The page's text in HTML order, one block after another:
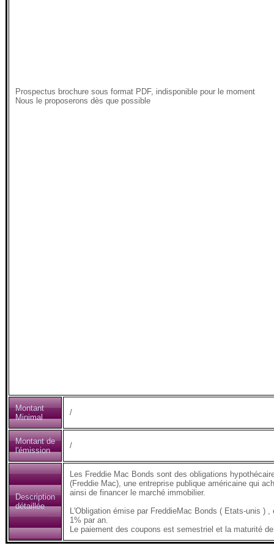
Prospectus brochure sous format PDF, indisponible pour le moment
Nous le proposerons dès que possible
Montant
Minimal
/
Montant de
l'émission
/
Description
détaillée
Les Freddie Mac Bonds sont des obligations
(Freddie Mac), une entreprise publique américaine qui
ainsi de financer le marché immobilier.
L'Obligation émise par FreddieMac Bonds ( Etats-unis )
1% par an.
Le paiement des coupons est semestriel et la maturité